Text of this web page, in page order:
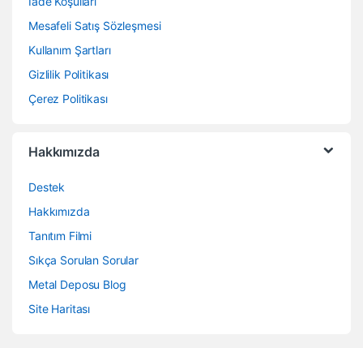
Mesafeli Satış Sözleşmesi
Kullanım Şartları
Gizlilik Politikası
Çerez Politikası
Hakkımızda
Destek
Hakkımızda
Tanıtım Filmi
Sıkça Sorulan Sorular
Metal Deposu Blog
Site Haritası